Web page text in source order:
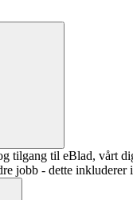
tilgang til eBlad, vårt
jobb - dette